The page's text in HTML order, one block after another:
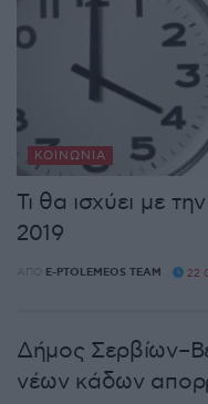
ΚΟΙΝΩΝΊΑ
Τι θα ισχύει με
2019
ΑΠΌ E-PTOLEMEOS TEAM 22
Δήμος
νέων κάδων